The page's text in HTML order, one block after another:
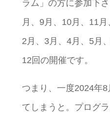
ラム」の方に参加下
月、9月、10月、11月
2月、3月、4月、5月
12回の開催です。
つまり、一度2024年
てしまうと。プログ